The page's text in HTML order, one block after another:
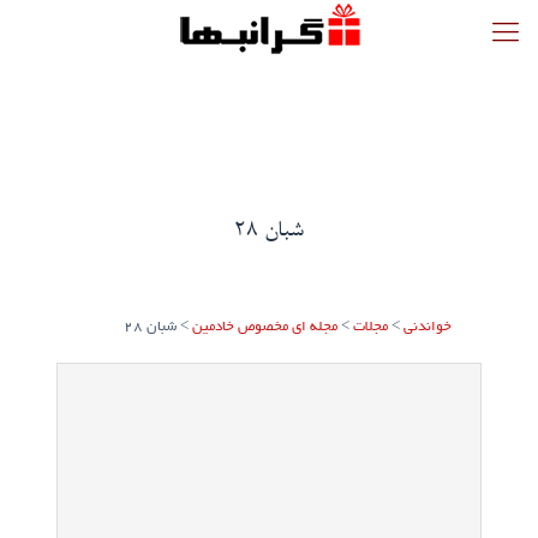
شبان 28
خواندنی> مجلات> مجله ای مخصوص خادمین> شبان 28